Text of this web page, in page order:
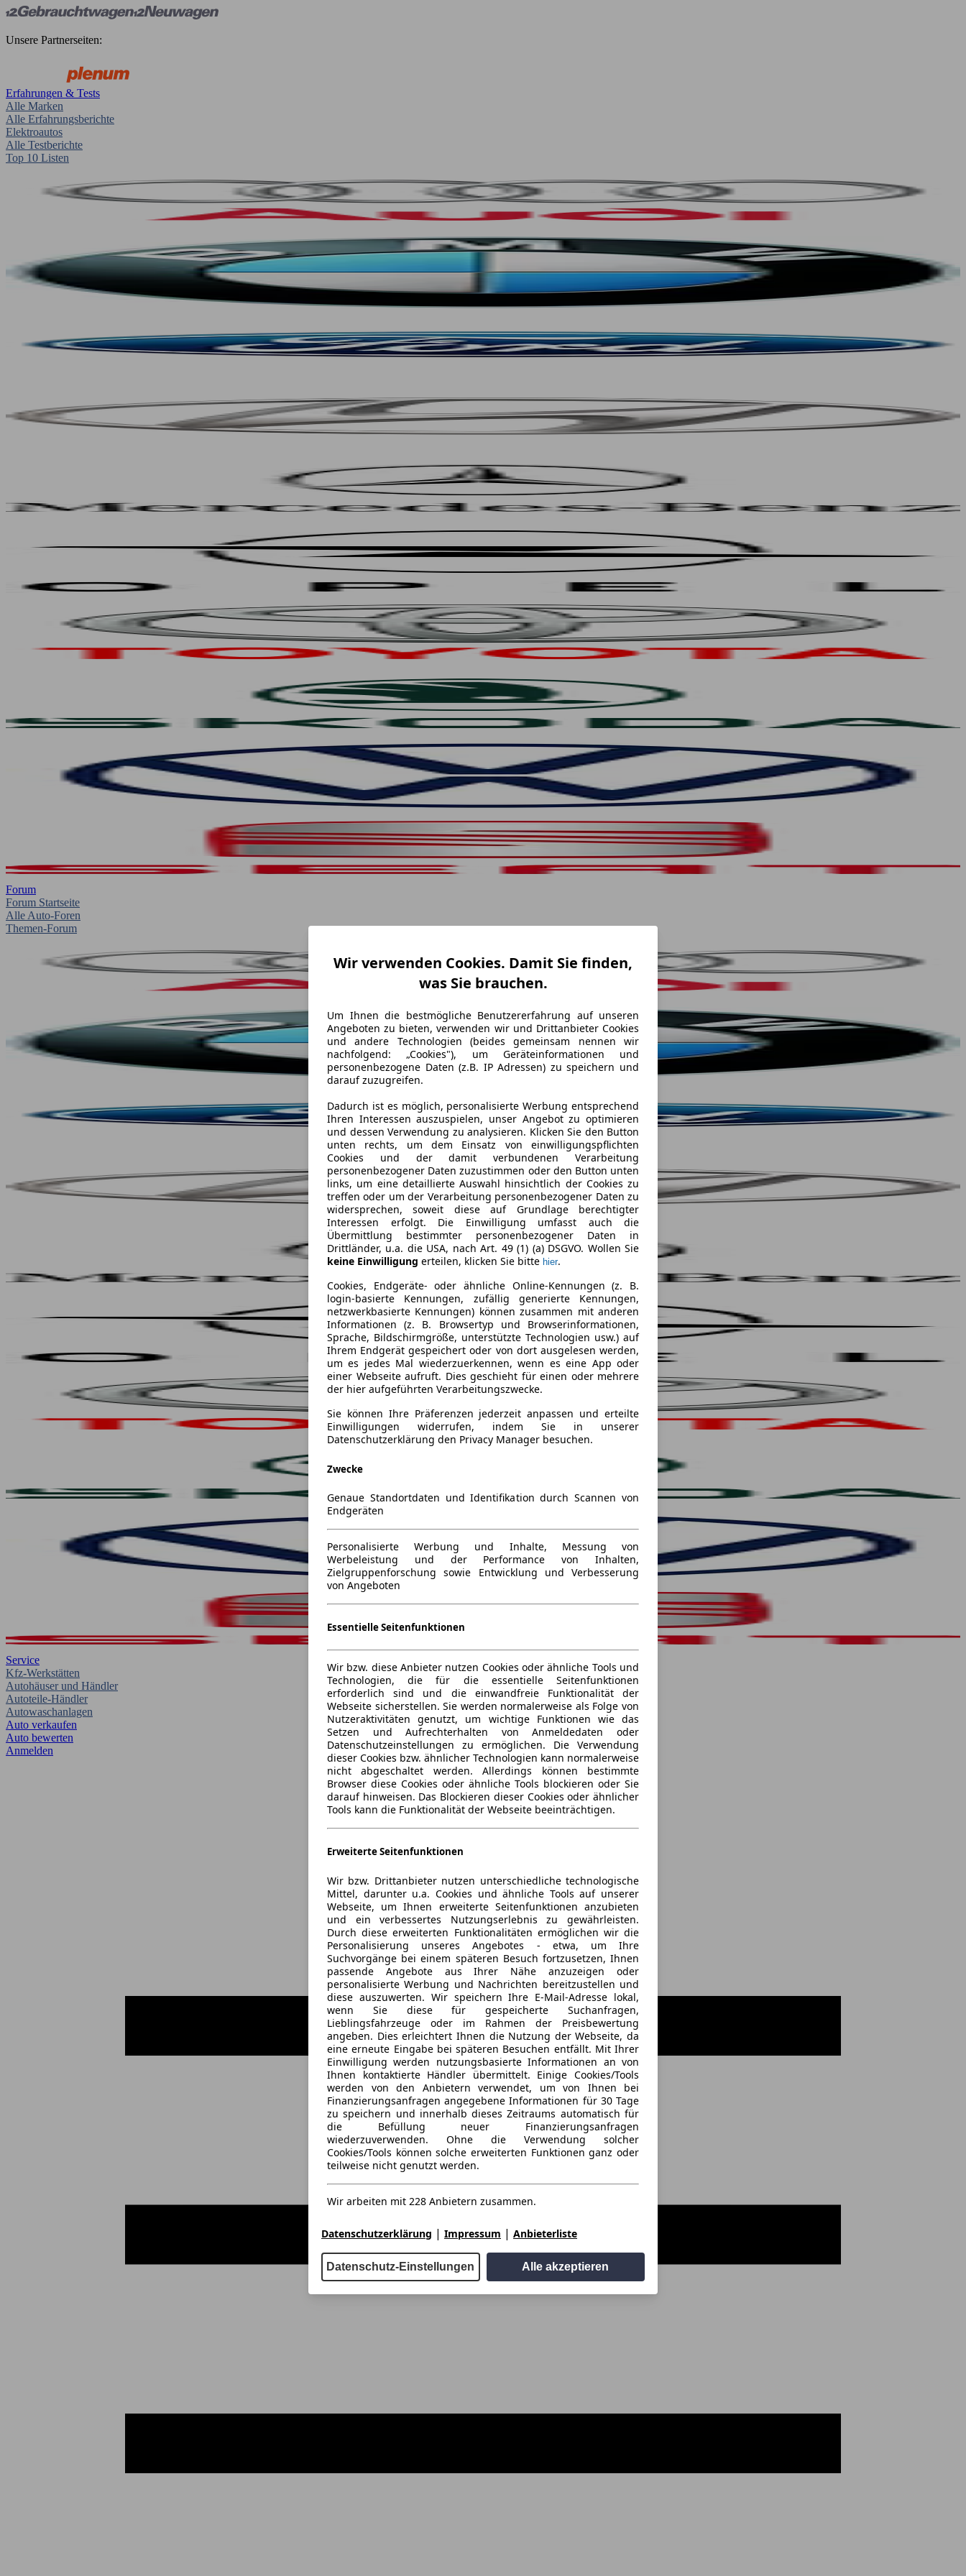
Unsere Partnerseiten:
Wir verwenden Cookies. Damit Sie finden,
was Sie brauchen.
Um Ihnen die bestmögliche Benutzererfahrung auf unseren
Angeboten zu bieten, verwenden wir und Drittanbieter Cookies
und andere Technologien (beides gemeinsam nennen wir
nachfolgend: „Cookies"), um Geräteinformationen und
personenbezogene Daten (z.B. IP Adressen) zu speichern und
darauf zuzugreifen.
Dadurch ist es möglich, personalisierte Werbung entsprechend
Ihren Interessen auszuspielen, unser Angebot zu optimieren
und dessen Verwendung zu analysieren. Klicken Sie den Button
unten rechts, um dem Einsatz von einwilligungspflichten
Cookies und der damit verbundenen Verarbeitung
personenbezogener Daten zuzustimmen oder den Button unten
links, um eine detaillierte Auswahl hinsichtlich der Cookies zu
treffen oder um der Verarbeitung personenbezogener Daten zu
widersprechen, soweit diese auf Grundlage berechtigter
Interessen erfolgt. Die Einwilligung umfasst auch die
Übermittlung bestimmter personenbezogener Daten in
Drittländer, u.a. die USA, nach Art. 49 (1) (a) DSGVO. Wollen Sie
keine Einwilligung erteilen, klicken Sie bitte hier.
Cookies, Endgeräte- oder ähnliche Online-Kennungen (z. B.
login-basierte Kennungen, zufällig generierte Kennungen,
netzwerkbasierte Kennungen) können zusammen mit anderen
Informationen (z. B. Browsertyp und Browserinformationen,
Sprache, Bildschirmgröße, unterstützte Technologien usw.) auf
Ihrem Endgerät gespeichert oder von dort ausgelesen werden,
um es jedes Mal wiederzuerkennen, wenn es eine App oder
einer Webseite aufruft. Dies geschieht für einen oder mehrere
der hier aufgeführten Verarbeitungszwecke.
Sie können Ihre Präferenzen jederzeit anpassen und erteilte
Einwilligungen widerrufen, indem Sie in unserer
Datenschutzerklärung den Privacy Manager besuchen.
Zwecke
Genaue Standortdaten und Identifikation durch Scannen von
Endgeräten
Personalisierte Werbung und Inhalte, Messung von
Werbeleistung und der Performance von Inhalten,
Zielgruppenforschung sowie Entwicklung und Verbesserung
von Angeboten
Essentielle Seitenfunktionen
Wir bzw. diese Anbieter nutzen Cookies oder ähnliche Tools und
Technologien, die für die essentielle Seitenfunktionen
erforderlich sind und die einwandfreie Funktionalität der
Webseite sicherstellen. Sie werden normalerweise als Folge von
Nutzeraktivitäten genutzt, um wichtige Funktionen wie das
Setzen und Aufrechterhalten von Anmeldedaten oder
Datenschutzeinstellungen zu ermöglichen. Die Verwendung
dieser Cookies bzw. ähnlicher Technologien kann normalerweise
nicht abgeschaltet werden. Allerdings können bestimmte
Browser diese Cookies oder ähnliche Tools blockieren oder Sie
darauf hinweisen. Das Blockieren dieser Cookies oder ähnlicher
Tools kann die Funktionalität der Webseite beeinträchtigen.
Erweiterte Seitenfunktionen
Wir bzw. Drittanbieter nutzen unterschiedliche technologische
Mittel, darunter u.a. Cookies und ähnliche Tools auf unserer
Webseite, um Ihnen erweiterte Seitenfunktionen anzubieten
und ein verbessertes Nutzungserlebnis zu gewährleisten.
Durch diese erweiterten Funktionalitäten ermöglichen wir die
Personalisierung unseres Angebotes - etwa, um Ihre
Suchvorgänge bei einem späteren Besuch fortzusetzen, Ihnen
passende Angebote aus Ihrer Nähe anzuzeigen oder
personalisierte Werbung und Nachrichten bereitzustellen und
diese auszuwerten. Wir speichern Ihre E-Mail-Adresse lokal,
wenn Sie diese für gespeicherte Suchanfragen,
Lieblingsfahrzeuge oder im Rahmen der Preisbewertung
angeben. Dies erleichtert Ihnen die Nutzung der Webseite, da
eine erneute Eingabe bei späteren Besuchen entfällt. Mit Ihrer
Einwilligung werden nutzungsbasierte Informationen an von
Ihnen kontaktierte Händler übermittelt. Einige Cookies/Tools
werden von den Anbietern verwendet, um von Ihnen bei
Finanzierungsanfragen angegebene Informationen für 30 Tage
zu speichern und innerhalb dieses Zeitraums automatisch für
die Befüllung neuer Finanzierungsanfragen
wiederzuverwenden. Ohne die Verwendung solcher
Cookies/Tools können solche erweiterten Funktionen ganz oder
teilweise nicht genutzt werden.
Wir arbeiten mit 228 Anbietern zusammen.
Datenschutzerklärung | Impressum | Anbieterliste
Datenschutz-Einstellungen Alle akzeptieren
Erfahrungen & Tests
Alle Marken
Alle Erfahrungsberichte
Elektroautos
Alle Testberichte
Top 10 Listen
Forum
Forum Startseite
Alle Auto-Foren
Themen-Forum
Service
Kfz-Werkstätten
Autohäuser und Händler
Autoteile-Händler
Autowaschanlagen
Auto verkaufen
Auto bewerten
Anmelden